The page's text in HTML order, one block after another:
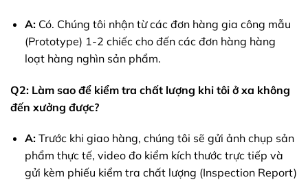
A:Có. Chúng tôi nhận từ các đơn hàng gia công mẫu
(Prototype) 1-2 chiếc cho đến các đơn hàng hàng
loạt hàng nghìn sản phẩm.
Q2: Làm sao để kiểm tra chất lượng khi tôi ở xa không
đến xưởng được?
A:Trước khi giao hàng, chúng tôi sẽ gửi ảnh chụp sản
phẩm thực tế, video đo kiểm kích thước trực tiếp và
gửi kèm phiếu kiểm tra chất lượng (Inspection Report)